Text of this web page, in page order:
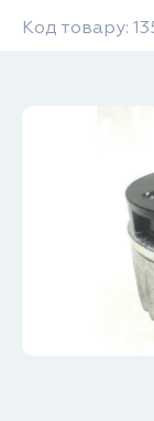
Код товару: